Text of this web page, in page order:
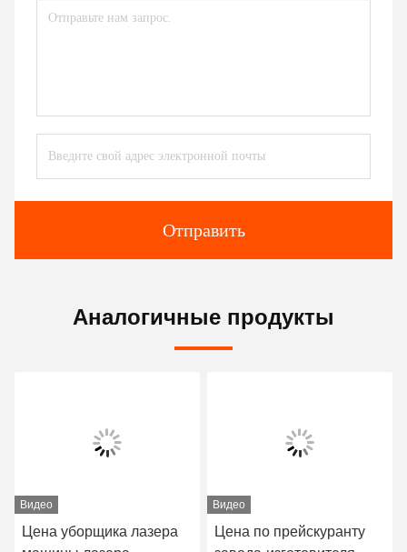
Отправить
Аналогичные продукты
Видео
Цена уборщика лазера
Видео
Цена по прейскуранту